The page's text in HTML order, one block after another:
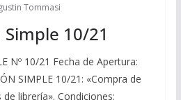
Tommasi
10/21
Nº 10/21 Fecha de Apertura:
SIMPLE 10/21: «Compra de
librería». Condiciones: